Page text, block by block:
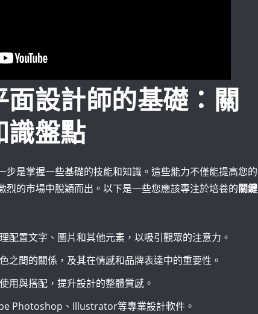
面設計師的基礎：關
識盤點
步是掌握一些基礎的技能和知識。這些能力不僅能提高您的
烈的市場中脫穎而出。以下是一些您應該專注於培養的關鍵
配置文字、圖片和其他元素，以吸引觀眾的注意力。
之間的關係，及其在情感和品牌表達中的重要性。
用與搭配，提升設計的整體質感。
Photoshop、Illustrator等專業設計軟件。